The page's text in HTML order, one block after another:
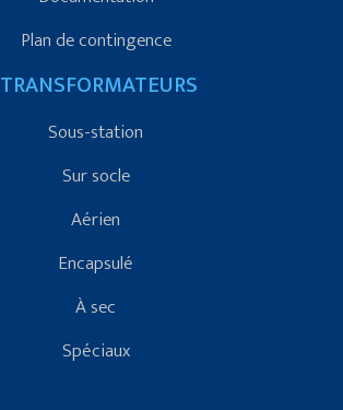
Plan de contingence
TRANSFORMATEURS
Sous-station
Sur socle
Aérien
Encapsulé
À sec
Spéciaux